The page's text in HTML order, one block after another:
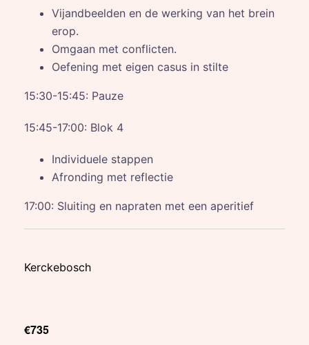
Vijandbeelden en de werking van het brein
erop.
Omgaan met conflicten.
Oefening met eigen casus in stilte
15:30-15:45: Pauze
15:45-17:00: Blok 4
Individuele stappen
Afronding met reflectie
17:00: Sluiting en napraten met een aperitief
Kerckebosch
€735